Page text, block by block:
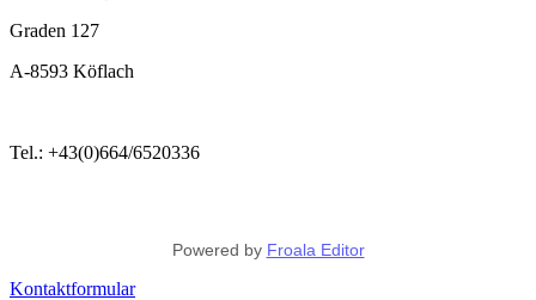
Graden 127
A-8593 Köflach
Tel.: +43(0)664/6520336
Powered by Froala Editor
Kontaktformular